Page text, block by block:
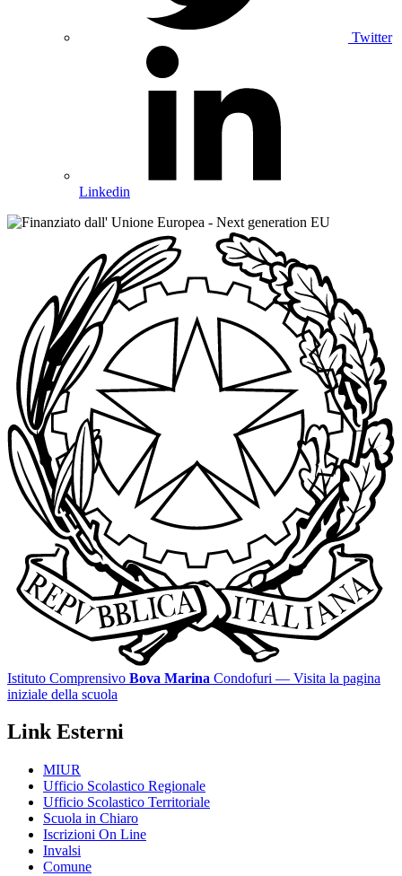
Twitter
Linkedin
Istituto Comprensivo Bova Marina Condofuri — Visita la pagina
iniziale della scuola
Link Esterni
MIUR
Ufficio Scolastico Regionale
Ufficio Scolastico Territoriale
Scuola in Chiaro
Iscrizioni On Line
Invalsi
Comune